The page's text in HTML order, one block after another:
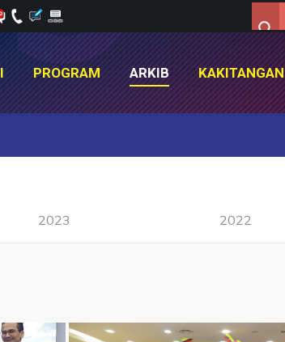
PROGRAM ARKIB KAKITANGAN
2023 2022
PROGRAM ARKIB KAKITANGAN